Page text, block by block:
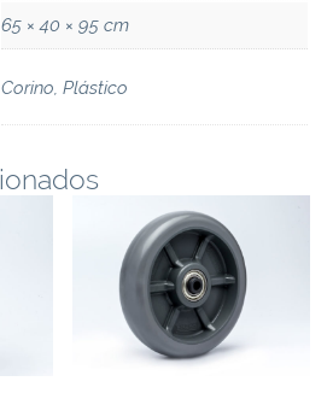
65 × 40 × 95 cm
Corino, Plástico